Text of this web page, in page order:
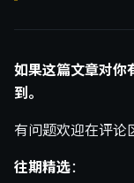
如果这篇文章对你
到。
有问题欢迎在评论
往期精选：